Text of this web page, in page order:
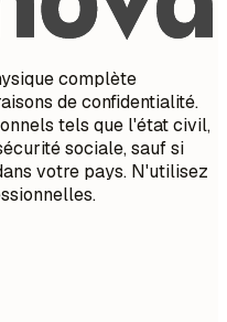
complète
de confidentialité.
tels que l'état civil,
sociale, sauf si
votre pays. N'utilisez